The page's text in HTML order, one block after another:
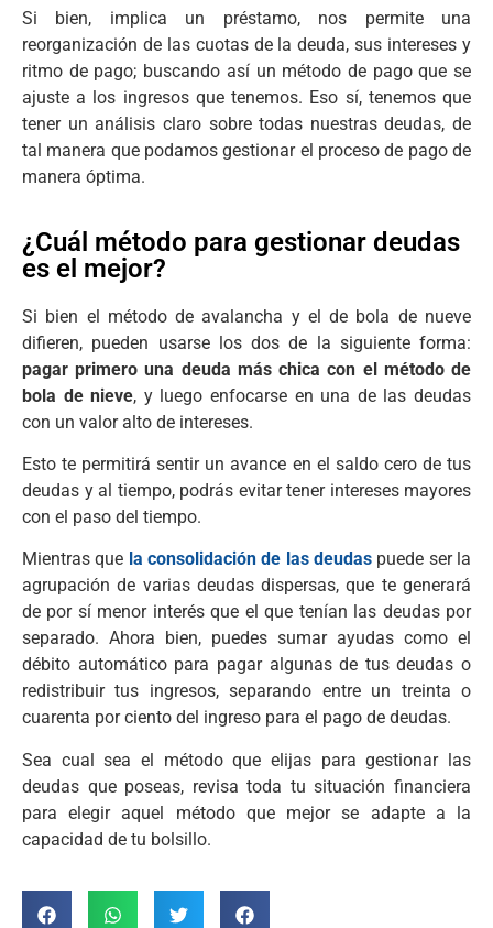
Si bien, implica un préstamo, nos permite una
reorganización de las cuotas de la deuda, sus intereses y
ritmo de pago; buscando así un método de pago que se
ajuste a los ingresos que tenemos. Eso sí, tenemos que
tener un análisis claro sobre todas nuestras deudas, de
tal manera que podamos gestionar el proceso de pago de
manera óptima.
¿Cuál método para gestionar deudas
es el mejor?
Si bien el método de avalancha y el de bola de nueve
difieren, pueden usarse los dos de la siguiente forma:
pagar primero una deuda más chica con el método de
bola de nieve, y luego enfocarse en una de las deudas
con un valor alto de intereses.
Esto te permitirá sentir un avance en el saldo cero de tus
deudas y al tiempo, podrás evitar tener intereses mayores
con el paso del tiempo.
Mientras que la consolidación de las deudas puede ser la
agrupación de varias deudas dispersas, que te generará
de por sí menor interés que el que tenían las deudas por
separado. Ahora bien, puedes sumar ayudas como el
débito automático para pagar algunas de tus deudas o
redistribuir tus ingresos, separando entre un treinta o
cuarenta por ciento del ingreso para el pago de deudas.
Sea cual sea el método que elijas para gestionar las
deudas que poseas, revisa toda tu situación financiera
para elegir aquel método que mejor se adapte a la
capacidad de tu bolsillo.